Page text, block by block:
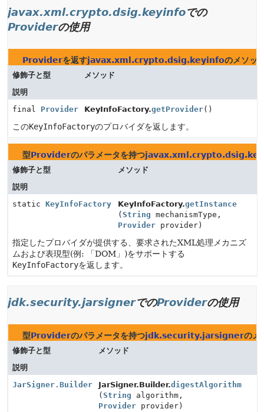
javax.xml.crypto.dsig.keyinfoでの
Providerの使用
Providerを返すjavax.xml.crypto.dsig.keyinfoのメソッ
修飾子と型
メソッド
説明
final Provider KeyInfoFactory.getProvider()
このKeyInfoFactoryのプロバイダを返します。
型Providerのパラメータを持つ
修飾子と型
メソッド
説明
static KeyInfoFactory KeyInfoFactory.getInstance
(String mechanismType,
Provider provider)
指定したプロバイダが提供する、要求されたXML処理メカニズ
ムおよび表現型(例: 「DOM」)をサポートする
KeyInfoFactoryを返します。
jdk.security.jarsignerでのProviderの使用
型Providerのパラメータを持つjdk.security.jarsignerのメ
修飾子と型
メソッド
説明
JarSigner.Builder
JarSigner.Builder.digestAlgorithm
( String algorithm,
Provider provider)